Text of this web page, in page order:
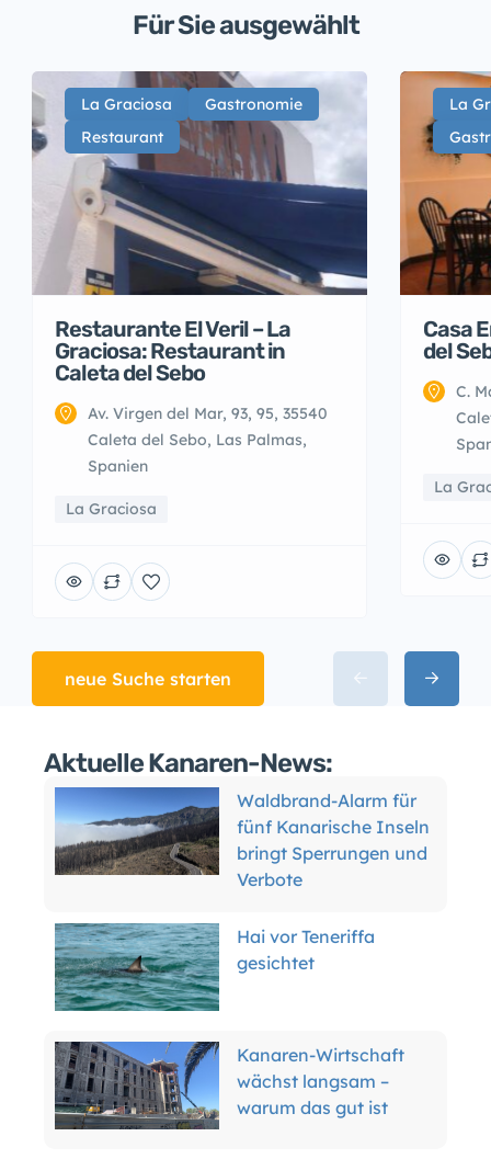
Für Sie ausgewählt
La Graciosa
Gastronomie
Restaurant
Restaurante El Veril – La
Graciosa: Restaurant in
Caleta del Sebo
Av. Virgen del Mar, 93, 95, 35540
Caleta del Sebo, Las Palmas,
Spanien
La Graciosa
La
Casa
del
C.
La
neue Suche starten
Aktuelle Kanaren-News:
Waldbrand-Alarm für
fünf Kanarische Inseln
bringt Sperrungen und
Verbote
Hai vor Teneriffa
gesichtet
Kanaren-Wirtschaft
wächst langsam –
warum das gut ist